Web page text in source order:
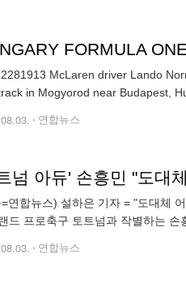
FORMULA ONE
McLaren driver Lando
연합뉴스
넘 아듀' 손흥민 "도대
연합뉴스) 설하은 기자 = "도대체
드 프로축구 토트넘과 작별하는
연합뉴스